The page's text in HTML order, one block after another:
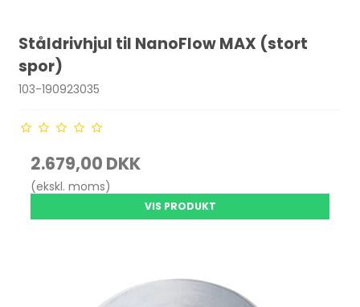
Ståldrivhjul til NanoFlow MAX (stort
spor)
103-190923035
2.679,00 DKK
(ekskl. moms)
VIS PRODUKT